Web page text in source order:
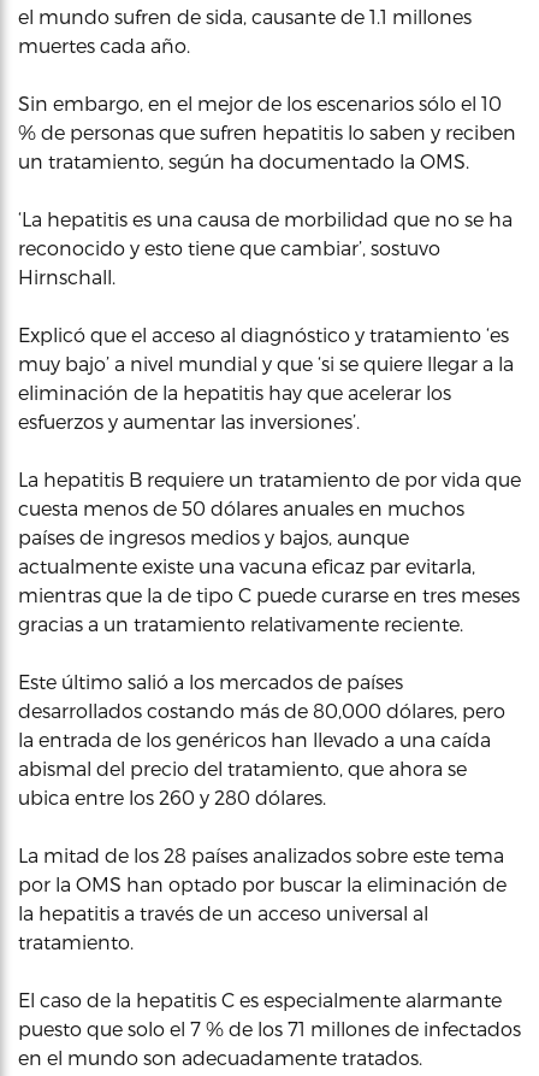
el mundo sufren de sida, causante de 1.1 millones
muertes cada año.
Sin embargo, en el mejor de los escenarios sólo el 10
% de personas que sufren hepatitis lo saben y reciben
un tratamiento, según ha documentado la OMS.
‘La hepatitis es una causa de morbilidad que no se ha
reconocido y esto tiene que cambiar’, sostuvo
Hirnschall.
Explicó que el acceso al diagnóstico y tratamiento ‘es
muy bajo’ a nivel mundial y que ‘si se quiere llegar a la
eliminación de la hepatitis hay que acelerar los
esfuerzos y aumentar las inversiones’.
La hepatitis B requiere un tratamiento de por vida que
cuesta menos de 50 dólares anuales en muchos
países de ingresos medios y bajos, aunque
actualmente existe una vacuna eficaz par evitarla,
mientras que la de tipo C puede curarse en tres meses
gracias a un tratamiento relativamente reciente.
Este último salió a los mercados de países
desarrollados costando más de 80,000 dólares, pero
la entrada de los genéricos han llevado a una caída
abismal del precio del tratamiento, que ahora se
ubica entre los 260 y 280 dólares.
La mitad de los 28 países analizados sobre este tema
por la OMS han optado por buscar la eliminación de
la hepatitis a través de un acceso universal al
tratamiento.
El caso de la hepatitis C es especialmente alarmante
puesto que solo el 7 % de los 71 millones de infectados
en el mundo son adecuadamente tratados.